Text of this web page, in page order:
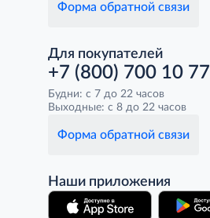
Форма обратной связи
Для покупателей
+7 (800) 700 10 77
Будни: с 7 до 22 часов
Выходные: с 8 до 22 часов
Форма обратной связи
Наши приложения